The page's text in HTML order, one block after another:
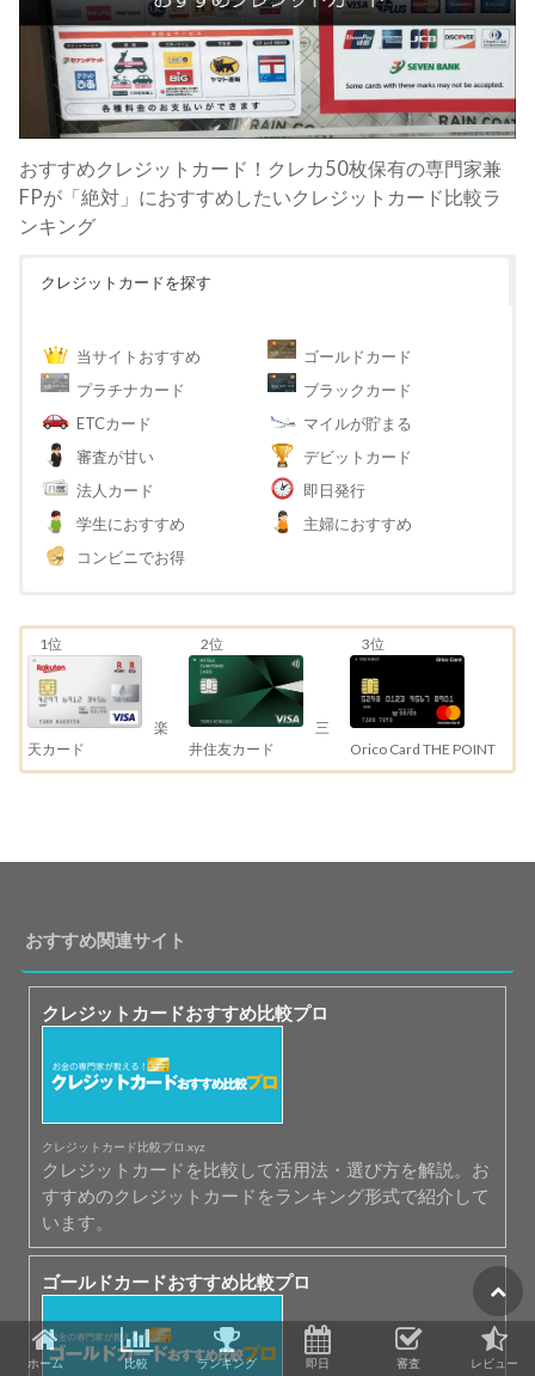
おすすめクレジットカード！クレカ50枚保有の専門家兼
FPが「絶対」におすすめしたいクレジットカード比較ラ
ンキング
クレジットカードを探す
当サイトおすすめ
ゴールドカード
プラチナカード
ブラックカード
ETCカード
マイルが貯まる
審査が甘い
デビットカード
法人カード
即日発行
学生におすすめ
主婦におすすめ
コンビニでお得
1位
楽
天カード
2位
三
井住友カード
3位
Orico Card THE POINT
おすすめ関連サイト
クレジットカードおすすめ比較プロ
クレジットカード比較プロ.xyz
クレジットカードを比較して活用法・選び方を解説。お
すすめのクレジットカードをランキング形式で紹介して
います。
ゴールドカードおすすめ比較プロ
ホーム 比較 ランキング 即日 審査 レビュー